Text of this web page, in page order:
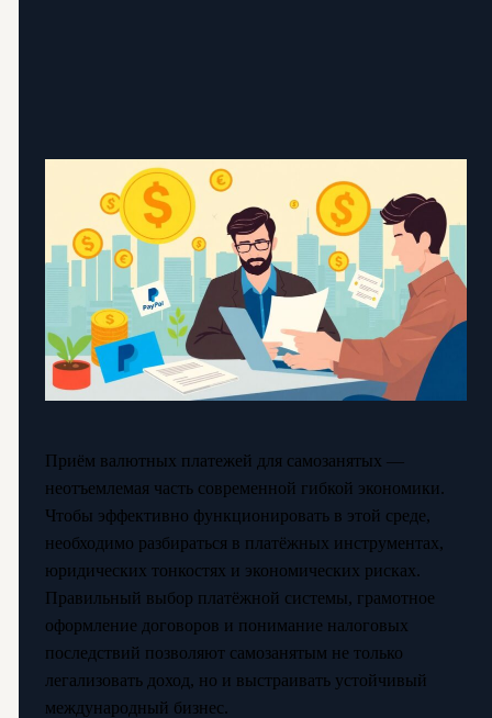
Приём валютных платежей для самозанятых —
неотъемлемая часть современной гибкой экономики.
Чтобы эффективно функционировать в этой среде,
необходимо разбираться в платёжных инструментах,
юридических тонкостях и экономических рисках.
Правильный выбор платёжной системы, грамотное
оформление договоров и понимание налоговых
последствий позволяют самозанятым не только
легализовать доход, но и выстраивать устойчивый
международный бизнес.